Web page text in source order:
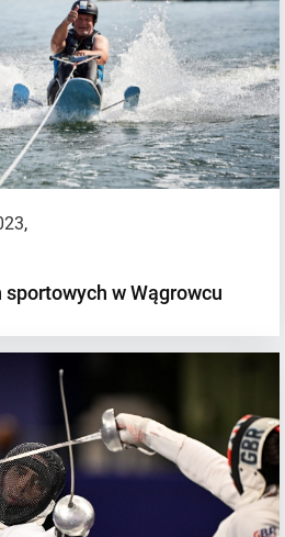
,
w Wągrowcu